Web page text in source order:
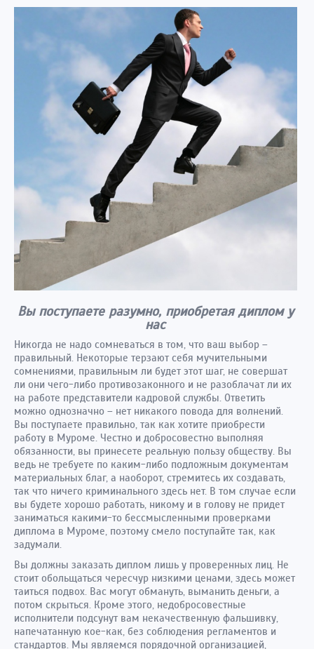
Вы поступаете разумно, приобретая диплом у
нас
Никогда не надо сомневаться в том, что ваш выбор –
правильный. Некоторые терзают себя мучительными
сомнениями, правильным ли будет этот шаг, не совершат
ли они чего-либо противозаконного и не разоблачат ли их
на работе представители кадровой службы. Ответить
можно однозначно – нет никакого повода для волнений.
Вы поступаете правильно, так как хотите приобрести
работу в Муроме. Честно и добросовестно выполняя
обязанности, вы принесете реальную пользу обществу. Вы
ведь не требуете по каким-либо подложным документам
материальных благ, а наоборот, стремитесь их создавать,
так что ничего криминального здесь нет. В том случае если
вы будете хорошо работать, никому и в голову не придет
заниматься какими-то бессмысленными проверками
диплома в Муроме, поэтому смело поступайте так, как
задумали.
Вы должны заказать диплом лишь у проверенных лиц. Не
стоит обольщаться чересчур низкими ценами, здесь может
таиться подвох. Вас могут обмануть, выманить деньги, а
потом скрыться. Кроме этого, недобросовестные
исполнители подсунут вам некачественную фальшивку,
напечатанную кое-как, без соблюдения регламентов и
стандартов. Мы являемся порядочной организацией,